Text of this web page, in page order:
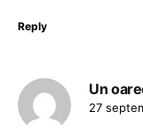
Reply
Un
27